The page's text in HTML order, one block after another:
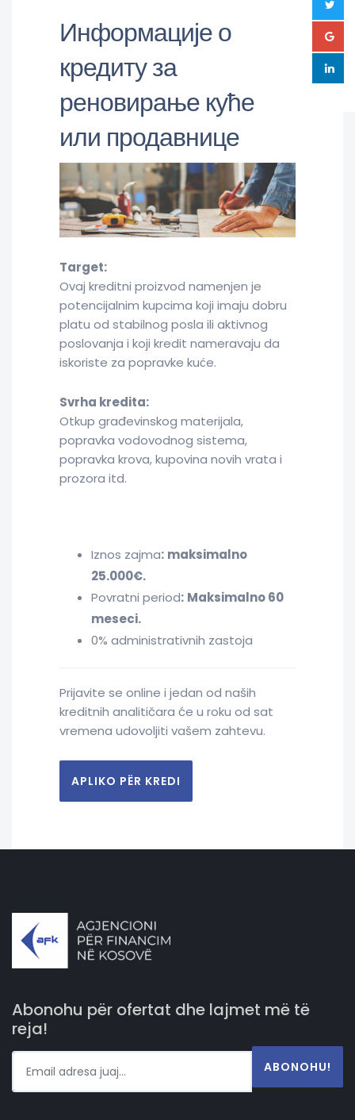
Информације о
кредиту за
реновирање куће
или продавнице
Target:
Ovaj kreditni proizvod namenjen je
potencijalnim kupcima koji imaju dobru
platu od stabilnog posla ili aktivnog
poslovanja i koji kredit nameravaju da
iskoriste za popravke kuće.
Svrha kredita:
Otkup građevinskog materijala,
popravka vodovodnog sistema,
popravka krova, kupovina novih vrata i
prozora itd.
Iznos zajma: maksimalno
25.000€.
Povratni period: Maksimalno 60
meseci.
0% administrativnih zastoja
Prijavite se online i jedan od naših
kreditnih analitičara će u roku od sat
vremena udovoljiti vašem zahtevu.
APLIKO PËR KREDI
Abonohu për ofertat dhe lajmet më të
reja!
ABONOHU!